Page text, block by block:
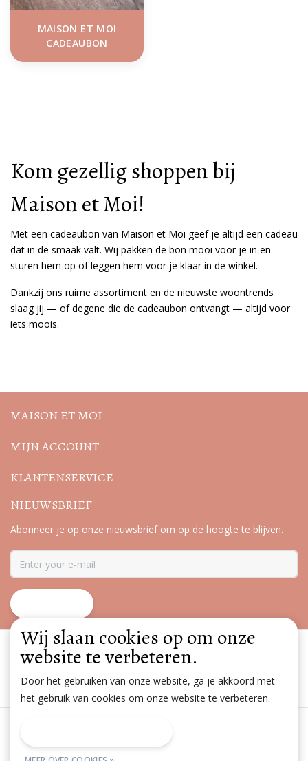
MAISON ET MOI
CADEAUBON
Kom gezellig shoppen bij
Maison et Moi!
Met een cadeaubon van Maison et Moi geef je altijd een cadeau
dat in de smaak valt. Wij pakken de bon mooi voor je in en
sturen hem op of leggen hem voor je klaar in de winkel.
Dankzij ons ruime assortiment en de nieuwste woontrends
slaag jij — of degene die de cadeaubon ontvangt — altijd voor
iets moois.
acties
MAISON ET MOI
MIJN ACCOUNT
KLANTENSERVICE
NIEUWSBRIEF
Abonneer je op onze nieuwsbrief om op de hoogte te blijven.
Sitemap
| RSS Feed
Wij slaan cookies op om onze
website te verbeteren.
Door het gebruiken van onze website, ga je akkoord met
het gebruik van cookies om onze website te verbeteren.